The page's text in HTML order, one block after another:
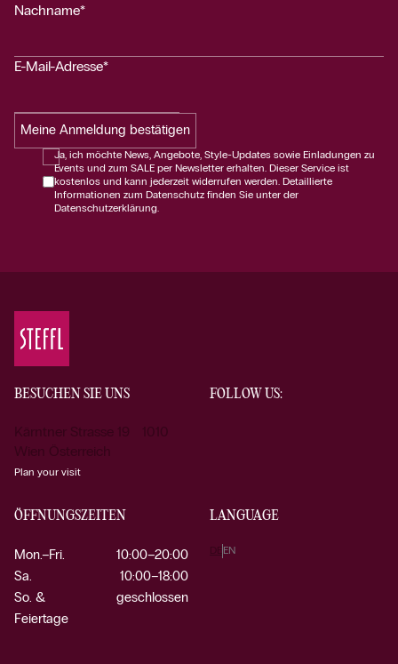
Nachname*
E-Mail-Adresse*
Meine Anmeldung bestätigen
Ja, ich möchte News, Angebote, Style-Updates sowie Einladungen zu
Events und zum SALE per Newsletter erhalten. Dieser Service ist
kostenlos und kann jederzeit widerrufen werden. Detaillierte
Informationen zum Datenschutz finden Sie unter der
Datenschutzerklärung.
BESUCHEN SIE UNS
Kärntner Strasse 19 1010
Wien Österreich
Plan your visit
FOLLOW US:
ÖFFNUNGSZEITEN
Mon.–Fri.
10:00–20:00
Sa.
10:00–18:00
So. &
Feiertage
geschlossen
LANGUAGE
DE EN